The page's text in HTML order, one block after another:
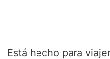
Está hecho para